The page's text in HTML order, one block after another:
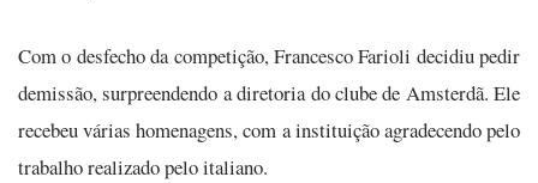
Com o desfecho da competição, Francesco Farioli decidiu pedir
demissão, surpreendendo a diretoria do clube de Amsterdã. Ele
recebeu várias homenagens, com a instituição agradecendo pelo
trabalho realizado pelo italiano.